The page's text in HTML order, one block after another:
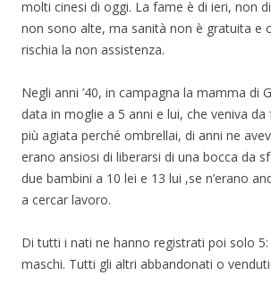
molti cinesi di oggi. La fame è di ieri, non
non sono alte, ma sanità non è gratuita e
rischia la non assistenza.
Negli anni ’40, in campagna la mamma di
data in moglie a 5 anni e lui, che veniva
più agiata perché ombrellai, di anni ne
erano ansiosi di liberarsi di una bocca da
due bambini a 10 lei e 13 lui ,se n’erano
a cercar lavoro.
Di tutti i nati ne hanno registrati poi solo
maschi. Tutti gli altri abbandonati o